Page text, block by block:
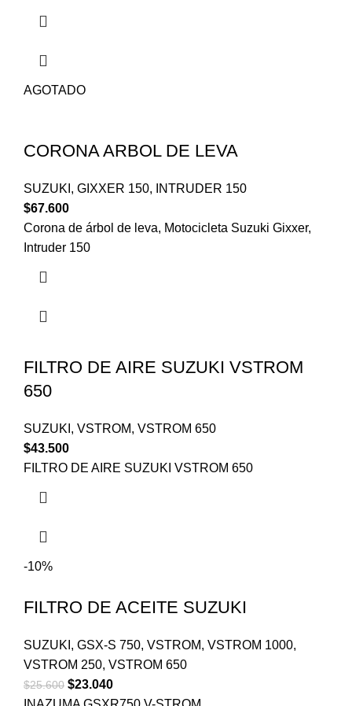
AGOTADO
CORONA ARBOL DE LEVA
SUZUKI , GIXXER 150,
INTRUDER 150
$67.600
Corona de árbol de leva, Motocicleta Suzuki Gixxer,
Intruder 150
FILTRO DE AIRE SUZUKI VSTROM
650
SUZUKI , VSTROM, VSTROM 650
$43.500
FILTRO DE AIRE SUZUKI VSTROM 650
-10%
FILTRO DE ACEITE SUZUKI
SUZUKI , GSX-S 750, VSTROM, VSTROM 1000,
VSTROM 250, VSTROM 650
$25.600 $23.040